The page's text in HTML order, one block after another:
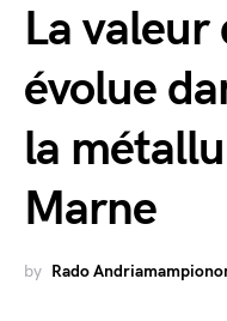
La
évolue
la
Marne
by Rado